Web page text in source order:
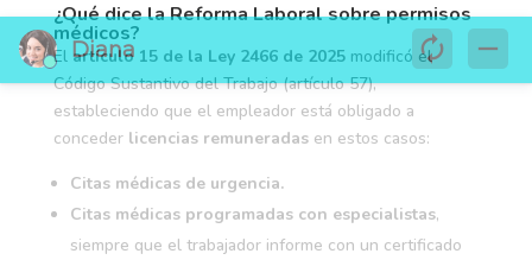
¿Qué dice la Reforma Laboral sobre permisos
médicos?
El artículo 15 de la Ley 2466 de 2025modificó el
Código Sustantivo del Trabajo (artículo 57),
estableciendo que el empleador está obligado a
conceder licencias remuneradasen estos casos:
Citas médicas de urgencia.
Citas médicas programadas con especialistas,
siempre que el trabajador informe con un certificado